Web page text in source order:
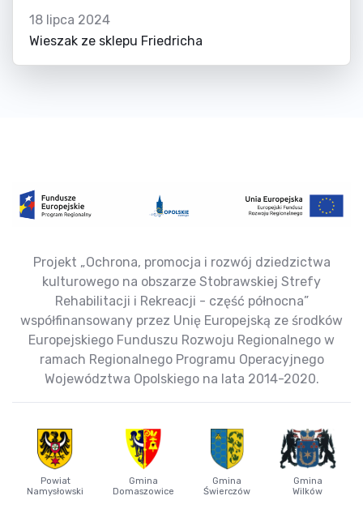
18 lipca 2024
Wieszak ze sklepu Friedricha
Projekt „Ochrona, promocja i rozwój dziedzictwa
kulturowego na obszarze Stobrawskiej Strefy
Rehabilitacji i Rekreacji - część północna”
współfinansowany przez Unię Europejską ze środków
Europejskiego Funduszu Rozwoju Regionalnego w
ramach Regionalnego Programu Operacyjnego
Województwa Opolskiego na lata 2014-2020.
Powiat
Namysłowski
Gmina
Domaszowice
Gmina
Świerczów
Gmina
Wilków